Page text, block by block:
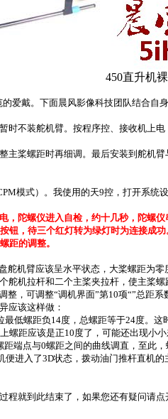
450直升机
戴。下面晨风影像科技团队结合自
不装舵机臂。按程序控、接收机上
桨螺距时再细调。最后安装到舵机
模式）。我使用的天9控，打开系统
陀螺仪进入自检，约十几秒，陀螺
钮，待三个红灯转为绿灯时为连接成功
距的调整。
机臂应该呈水平状态，大桨螺距为
机拉杆和二个主桨夹拉杆，使主桨螺
，可调整“调机界面”第10项“”总距系
应该这样做：
低螺距负14度，总螺距等于24度。
距应该是正10度了，可能还出现小
端点与0螺距之间的曲线调直，至此，
进入了3D状态，拨动油门推杆直
程就到此结束了，如果您还有疑问请点